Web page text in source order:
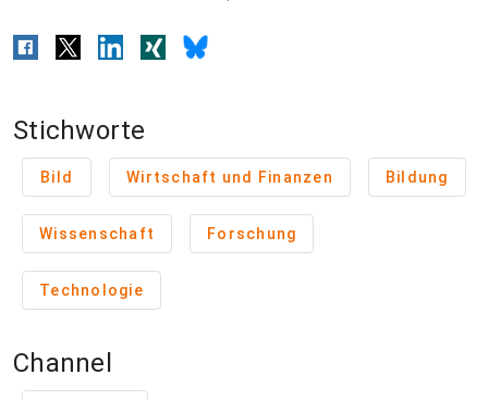
Stichworte
Bild Wirtschaft und Finanzen Bildung
Wissenschaft Forschung
Technologie
Channel